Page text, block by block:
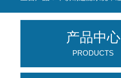
产品中心
PRODUCTS